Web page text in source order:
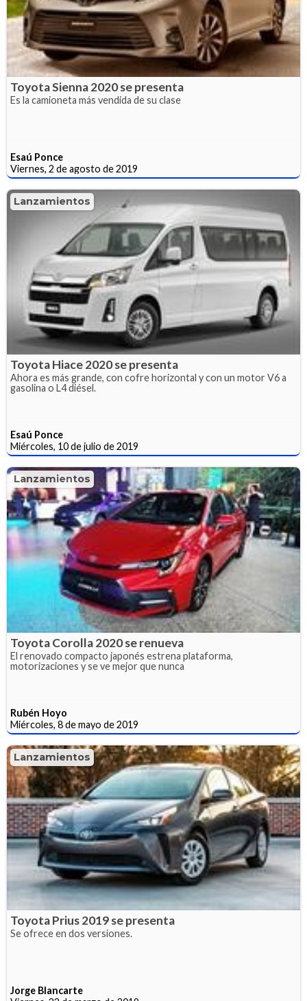
Toyota Sienna 2020 se presenta
Es la camioneta más vendida de su clase
Esaú Ponce
Viernes, 2 de agosto de 2019
Lanzamientos
Toyota Hiace 2020 se presenta
Ahora es más grande, con cofre horizontal y con un motor V6 a
gasolina o L4 diésel.
Esaú Ponce
Miércoles, 10 de julio de 2019
Lanzamientos
Toyota Corolla 2020 se renueva
El renovado compacto japonés estrena plataforma,
motorizaciones y se ve mejor que nunca
Rubén Hoyo
Miércoles, 8 de mayo de 2019
Lanzamientos
Toyota Prius 2019 se presenta
Se ofrece en dos versiones.
Jorge Blancarte